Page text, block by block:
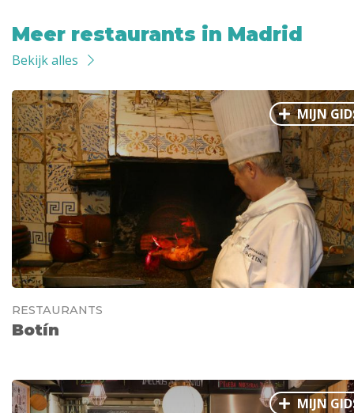
Meer restaurants in Madrid
Bekijk alles
MIJN
RESTAURANTS
Botín
MIJN